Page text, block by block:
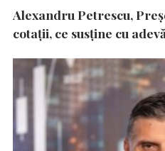
Alexandru Petrescu,
cotații, ce susține cu